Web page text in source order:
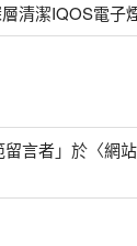
清潔IQOS電子
留言者」於〈網